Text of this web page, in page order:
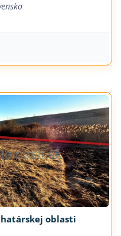
oblasti